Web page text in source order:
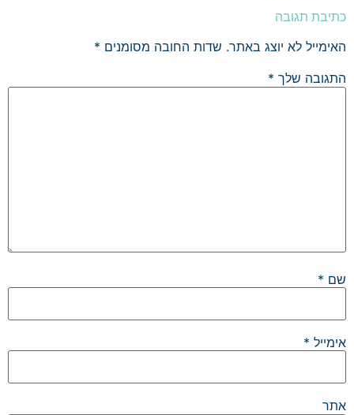
כתיבת תגובה
האימייל לא יוצג באתר. שדות החובה מסומנים *
התגובה שלך *
שם *
אימייל *
אתר